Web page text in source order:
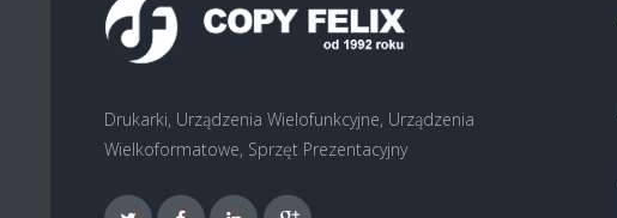
Drukarki, Urządzenia Wielofunkcyjne, Urządzenia
Wielkoformatowe, Sprzęt Prezentacyjny